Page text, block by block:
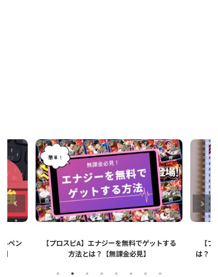
する
【プロスピA】ペーパーライクフィルムと
は？リアタイでのメリット・デメリットを解
【